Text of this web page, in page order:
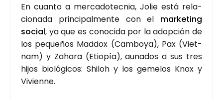
En cuan­to a mer­ca­do­tec­nia, Jolie está rela­
cio­na­da prin­ci­pal­men­te con el mar­ke­ting
social, ya que es cono­ci­da por la adop­ción de
los peque­ños Mad­dox (Cam­bo­ya), Pax (Viet­
nam) y Zaha­ra (Etio­pía), auna­dos a sus tres
hijos bio­ló­gi­cos: Shi­loh y los geme­los Knox y
Vivien­ne.